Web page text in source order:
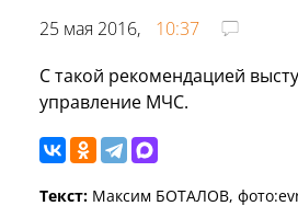
25 мая 2016,
10:37
С такой рекомендацией
управление МЧС.
Текст: Максим БОТАЛОВ,